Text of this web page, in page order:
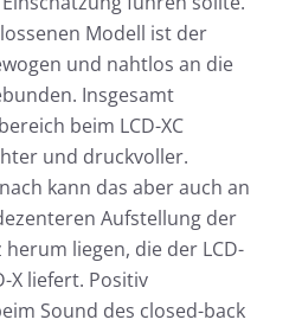
Modell ist der
und nahtlos an die
Insgesamt
beim LCD-XC
und druckvoller.
kann das aber auch an
Aufstellung der
liegen, die der LCD-
X liefert. Positiv
Sound des closed-back
lassen sich die
eines Kopfhörers gut
Messkurve bildet
Frequenzgang in Form
Blick bieten wir
Eigenschaften des
Blick zu beurteilen.
mit